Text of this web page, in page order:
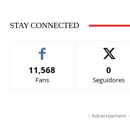
STAY CONNECTED
11,568
Fans
0
Seguidores
- Advertisement -